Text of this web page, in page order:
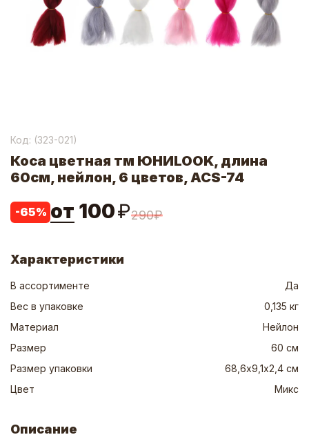
Код: (323-021)
Коса цветная тм ЮНИLOOK, длина
60см, нейлон, 6 цветов, ACS-74
-65% от 100₽290₽
Характеристики
В ассортименте
Да
Вес в упаковке
0,135 кг
Материал
Нейлон
Размер
60 см
Размер упаковки
68,6х9,1х2,4 см
Цвет
Микс
Описание